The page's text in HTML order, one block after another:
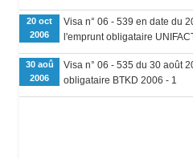
20 oct
2006
Visa n° 06 - 539 en date du
l'emprunt obligataire
30 aoû
2006
Visa n° 06 - 535 du 30 août
obligataire BTKD 2006 - 1